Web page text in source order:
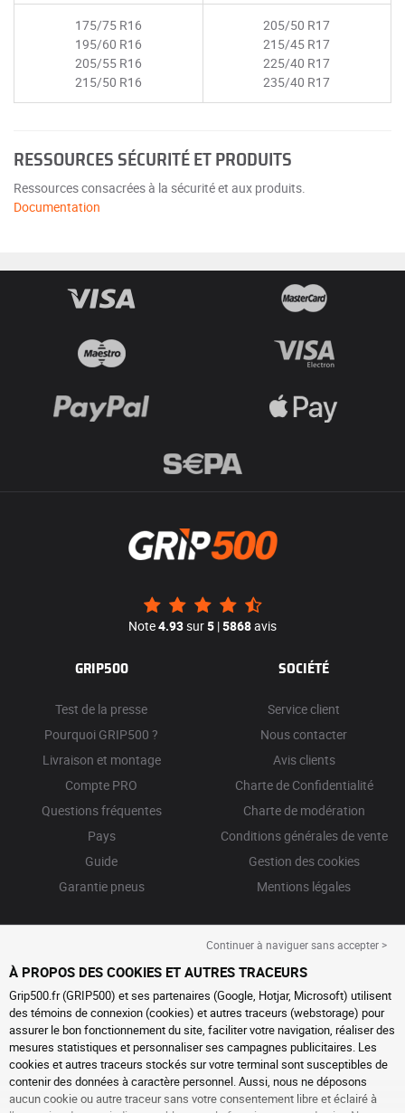
175/75 R16
195/60 R16
205/55 R16
215/50 R16
205/50 R17
215/45 R17
225/40 R17
235/40 R17
RESSOURCES SÉCURITÉ ET PRODUITS
Ressources consacrées à la sécurité et aux produits.
Documentation
Note4.93sur5 |5868avis
GRIP500
Test de la presse
Pourquoi GRIP500 ?
Livraison et montage
Compte PRO
Questions fréquentes
Pays
Guide
Garantie pneus
SOCIÉTÉ
Service client
Nous contacter
Avis clients
Charte de Confidentialité
Charte de modération
Conditions générales de vente
Gestion des cookies
Mentions légales
Continuer à naviguer sans accepter >
À PROPOS DES COOKIES ET AUTRES TRACEURS
Grip500.fr (GRIP500) et ses partenaires (Google, Hotjar, Microsoft) utilisent
des témoins de connexion (cookies) et autres traceurs (webstorage) pour
assurer le bon fonctionnement du site, faciliter votre navigation, réaliser des
mesures statistiques et personnaliser ses campagnes publicitaires. Les
cookies et autres traceurs stockés sur votre terminal sont susceptibles de
contenir des données à caractère personnel. Aussi, nous ne déposons
aucun cookie ou autre traceur sans votre consentement libre et éclairé à